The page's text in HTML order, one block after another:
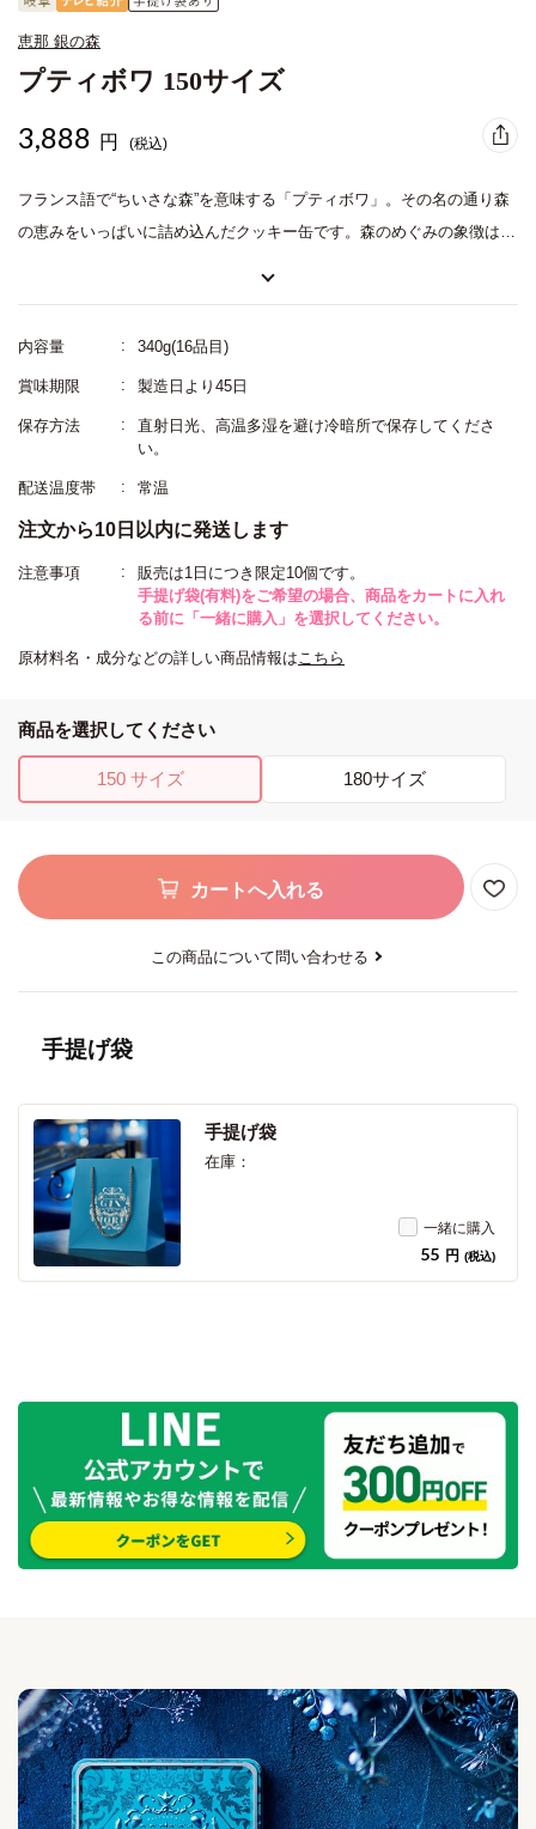
恵那 銀の森
プティボワ 150サイズ
3,888 円 (税込)
フランス語で“ちいさな森”を意味する「プティボワ」。その名の通り森
の恵みをいっぱいに詰め込んだクッキー缶です。森のめぐみの象徴は国
箱のような美しさ。自分へのごほうびに、大切な方への贈り物にもおす
すめです。150サイズの缶には14種類のクッキーが入っています。
内容量 340g(16品目)
賞味期限 製造日より45日
保存方法
直射日光、高温多湿を避け冷暗所で保存してくださ
い。
配送温度帯 常温
注文から10日以内に発送します
注意事項
販売は1日につき限定10個です。
手提げ袋(有料)をご希望の場合、商品をカートに入れ
る前に「一緒に購入」を選択してください。
原材料名・成分などの詳しい商品情報はこちら
商品を選択してください
150 サイズ 180サイズ
カートへ入れる
この商品について問い合わせる
手提げ袋
手提げ袋
在庫：
一緒に購入
55 円 (税込)